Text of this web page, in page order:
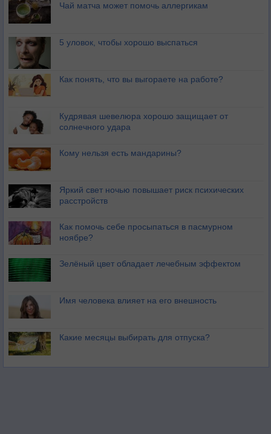
Чай матча может помочь аллергикам
5 уловок, чтобы хорошо выспаться
Как понять, что вы выгораете на работе?
Кудрявая шевелюра хорошо защищает от
солнечного удара
Кому нельзя есть мандарины?
Яркий свет ночью повышает риск психических
расстройств
Как помочь себе просыпаться в пасмурном
ноябре?
Зелёный цвет обладает лечебным эффектом
Имя человека влияет на его внешность
Какие месяцы выбирать для отпуска?